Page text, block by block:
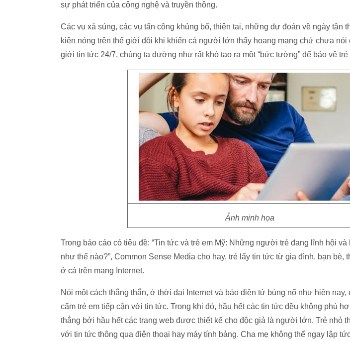
sự phát triển của công nghệ và truyền thông.
Các vụ xả súng, các vụ tấn công khủng bố, thiên tai, những dự đoán về ngày tận
kiện nóng trên thế giới đôi khi khiến cả người lớn thấy hoang mang chứ chưa nói
giới tin tức 24/7, chúng ta dường như rất khó tạo ra một “bức tường” để bảo vệ
Ảnh minh họa
Trong báo cáo có tiêu đề: “Tin tức và trẻ em Mỹ: Những người trẻ đang lĩnh hội
như thế nào?”, Common Sense Media cho hay, trẻ lấy tin tức từ gia đình, bạn bè,
ở cả trên mạng Internet.
Nói một cách thẳng thắn, ở thời đại Internet và báo điện tử bùng nổ như hiện nay,
cấm trẻ em tiếp cận với tin tức. Trong khi đó, hầu hết các tin tức đều không phù
thẳng bởi hầu hết các trang web được thiết kế cho độc giả là người lớn. Trẻ nhỏ
với tin tức thông qua điện thoại hay máy tính bảng. Cha mẹ không thể ngay lập